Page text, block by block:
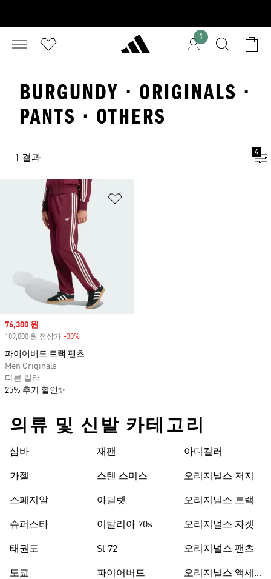
1
BURGUNDY · ORIGINALS ·
PANTS · OTHERS
1 결과
4
Sale price
76,300 원
109,000 원 정상가 -30%
파이어버드 트랙 팬츠
Men Originals
다른 컬러
25% 추가 할인✨
의류 및 신발 카테고리
삼바
가젤
스페지알
슈퍼스타
태권도
도쿄
재팬
스탠 스미스
아딜렛
이탈리아 70s
Sl 72
파이어버드
아디컬러
오리지널스 저지
오리지널스 트랙
오리지널스 자켓
오리지널스 팬츠
오리지널스 액세